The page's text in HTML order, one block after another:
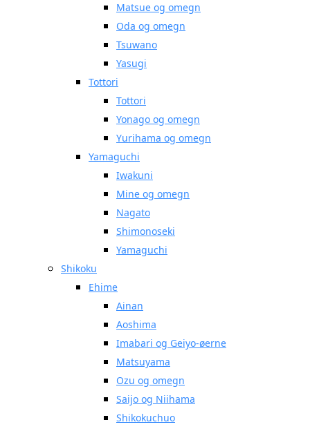
Matsue og omegn
Oda og omegn
Tsuwano
Yasugi
Tottori
Tottori
Yonago og omegn
Yurihama og omegn
Yamaguchi
Iwakuni
Mine og omegn
Nagato
Shimonoseki
Yamaguchi
Shikoku
Ehime
Ainan
Aoshima
Imabari og Geiyo-øerne
Matsuyama
Ozu og omegn
Saijo og Niihama
Shikokuchuo